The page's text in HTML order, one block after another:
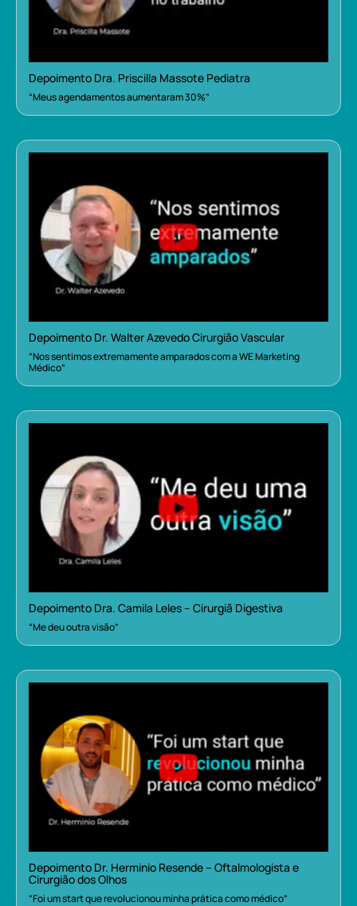
Depoimento Dra. Priscilla Massote Pediatra
“Meus agendamentos aumentaram 30%”
Depoimento Dr. Walter Azevedo Cirurgião Vascular
“Nos sentimos extremamente amparados com a WE Marketing
Médico”
Depoimento Dra. Camila Leles – Cirurgiã Digestiva
“Me deu outra visão”
Depoimento Dr. Herminio Resende – Oftalmologista e
Cirurgião dos Olhos
“Foi um start que revolucionou minha prática como médico”